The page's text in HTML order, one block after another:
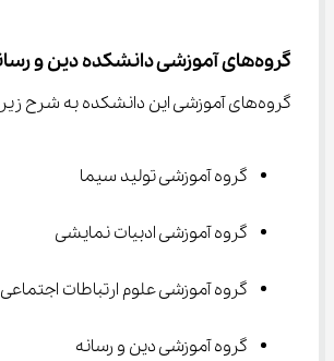
گروه‌های آموزشی دانشکده دین و رسانه
گروه‌های آموزشی این دانشکده به شرح زیر است:
گروه آموزشی تولید سیما
گروه آموزشی ادبیات نمایشی
گروه آموزشی علوم ارتباطات اجتماعی
گروه آموزشی دین و رسانه